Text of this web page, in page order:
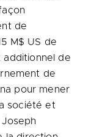
de
M$ US de
additionnel de
de
pour mener
société et
Joseph